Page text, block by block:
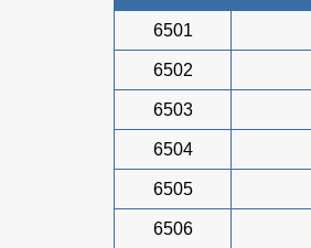
6501
6502
6503
6504
6505
6506